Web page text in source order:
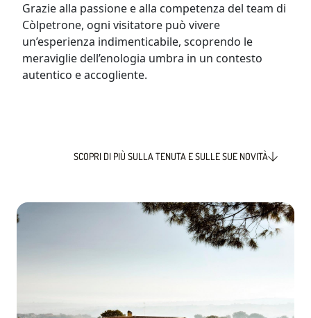
Grazie alla passione e alla competenza del team di
Còlpetrone, ogni visitatore può vivere
un’esperienza indimenticabile, scoprendo le
meraviglie dell’enologia umbra in un contesto
autentico e accogliente.​
SCOPRI DI PIÙ SULLA TENUTA E SULLE SUE NOVITÀ